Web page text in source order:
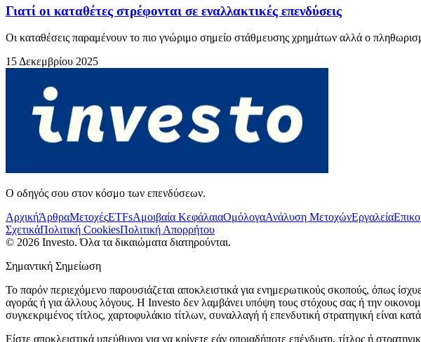
Γιατί οι καταθέτες στρέφονται σε εναλλακτικές επενδύσεις
Οι καταθέσεις παραμένουν το πιο γνώριμο σημείο στάθμευσης χρημάτων αλλά o
15 Δεκεμβρίου 2025
Ο οδηγός σου στον κόσμο των επενδύσεων.
ΑρχικήΆρθραΜετοχέςETFsΑμοιβαία ΚεφάλαιαΟμόλογαΑνάλυση ΜετοχώνΕργαλεία
ΣχετικάΠολιτική CookiesΠολιτική Απορρήτου
© 2026 Investo. Όλα τα δικαιώματα διατηρούνται.
Σημαντική Σημείωση
Το παρόν περιεχόμενο παρουσιάζεται αποκλειστικά για ενημερωτικούς σκοπούς, όπως
αγοράς ή για άλλους λόγους. Η Investo δεν λαμβάνει υπόψη τους στόχους σας ή την
συγκεκριμένος τίτλος, χαρτοφυλάκιο τίτλων, συναλλαγή ή επενδυτική στρατηγική είναι
Είστε αποκλειστικά υπεύθυνοι για να κρίνετε εάν οποιαδήποτε επένδυση, τίτλος ή